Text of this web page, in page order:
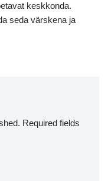
keskkonda.
seda värskena ja
Required fields